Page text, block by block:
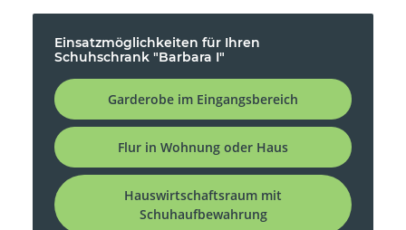
Einsatzmöglichkeiten für Ihren
Schuhschrank "Barbara I"
Garderobe im Eingangsbereich
Flur in Wohnung oder Haus
Hauswirtschaftsraum mit
Schuhaufbewahrung